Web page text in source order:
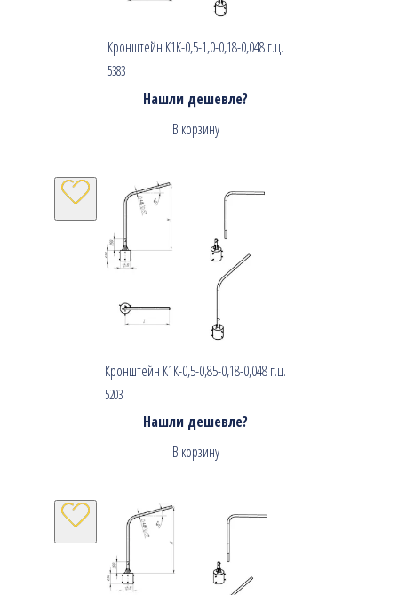
Кронштейн К1К-0,5-1,0-0,18-0,048 г.ц.
5383
Нашли дешевле?
В корзину
Кронштейн К1К-0,5-0,85-0,18-0,048 г.ц.
5203
Нашли дешевле?
В корзину